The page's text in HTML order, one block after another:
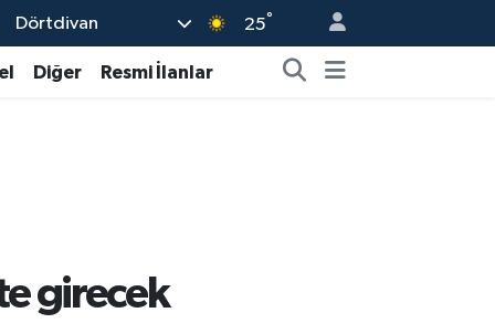
Dörtdivan 25°
Diğer Resmi İlanlar
girecek